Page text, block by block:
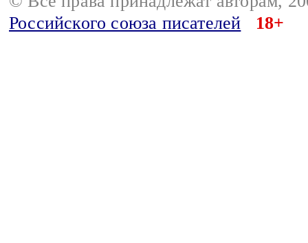
Российского союза писателей
18+